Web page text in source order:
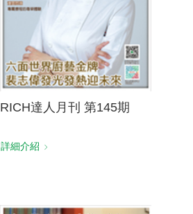
RICH達人月刊 第145期
詳細介紹